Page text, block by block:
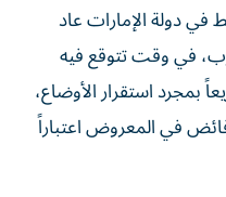
في دولة الإمارات عاد
في وقت تتوقع فيه
بمجرد استقرار الأوضاع،
في المعروض اعتباراً